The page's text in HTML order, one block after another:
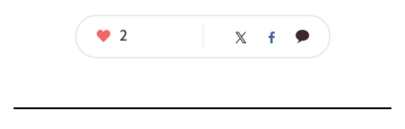
좋
2 트 페 카